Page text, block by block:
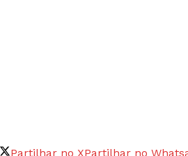
Partilhar no XPartilhar no